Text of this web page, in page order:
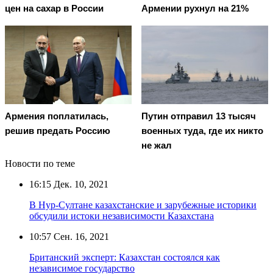
цен на сахар в России
Армении рухнул на 21%
Армения поплатилась,
решив предать Россию
Путин отправил 13 тысяч
военных туда, где их никто
не жал
Новости по теме
16:15 Дек. 10, 2021
В Нур-Султане казахстанские и зарубежные историки
обсудили истоки независимости Казахстана
10:57 Сен. 16, 2021
Британский эксперт: Казахстан состоялся как
независимое государство